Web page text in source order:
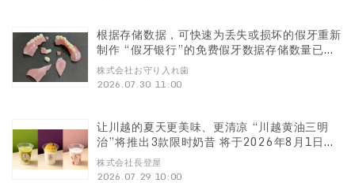
根据存储数据，可快速为丢失或损坏的假牙重新
制作 “假牙银行”的免费假牙数据存储数量已突
破670副
株式会社お守り入れ歯
2026.07.30 11:00
让川越的夏天更美味、更清凉 “川越黄油三明
治”将推出3款限时奶昔 将于2026年8月1日
（周六）起新上市
株式会社長登屋
2026.07.29 10:00